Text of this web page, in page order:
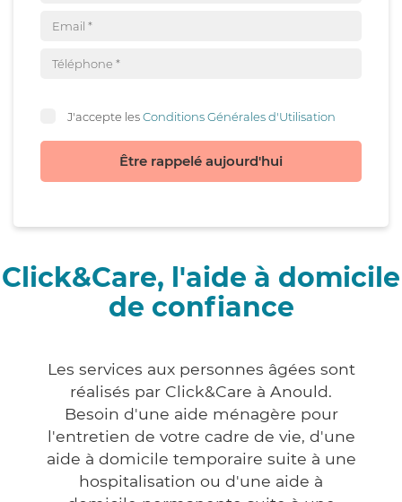
J'accepte lesConditions Générales d'Utilisation
Être rappelé aujourd'hui
Click&Care, l'aide à domicile
de confiance
Les services aux personnes âgées sont
réalisés par Click&Care à Anould.
Besoin d'une aide ménagère pour
l'entretien de votre cadre de vie, d'une
aide à domicile temporaire suite à une
hospitalisation ou d'une aide à